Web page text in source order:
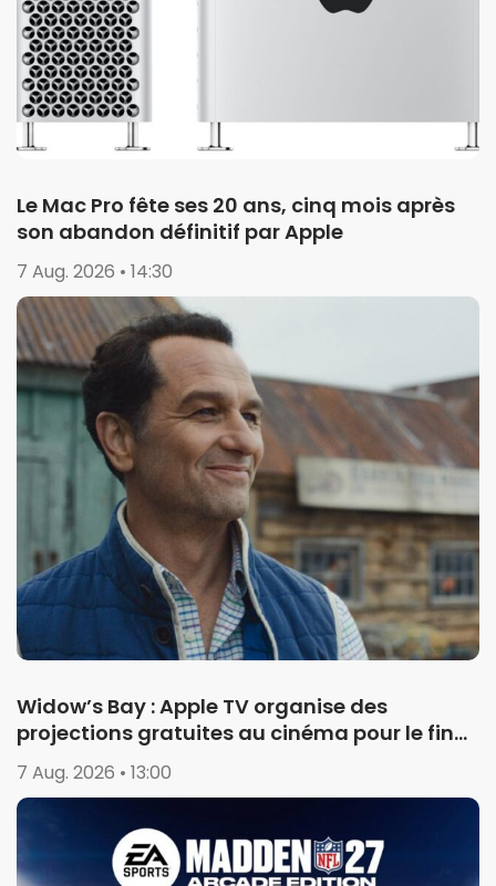
Le Mac Pro fête ses 20 ans, cinq mois après
son abandon définitif par Apple
7 Aug. 2026 • 14:30
Widow’s Bay : Apple TV organise des
projections gratuites au cinéma pour le final
de la saison 1
7 Aug. 2026 • 13:00